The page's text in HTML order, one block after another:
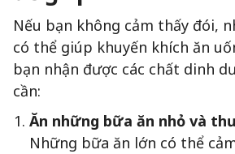
Nếu bạn không cảm thấy đói,
có thể giúp khuyến khích ăn
bạn nhận được các chất dinh
cần:
Ăn những bữa ăn nhỏ và
Những bữa ăn lớn có thể